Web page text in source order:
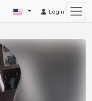
Login